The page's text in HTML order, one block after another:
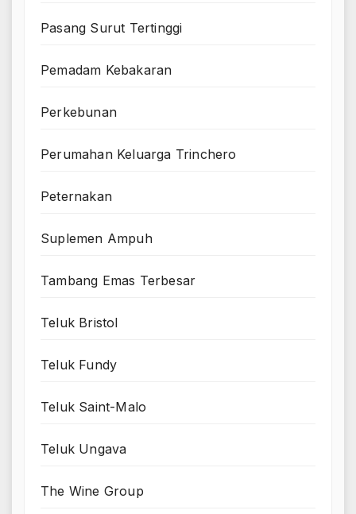
Pasang Surut Tertinggi
Pemadam Kebakaran
Perkebunan
Perumahan Keluarga Trinchero
Peternakan
Suplemen Ampuh
Tambang Emas Terbesar
Teluk Bristol
Teluk Fundy
Teluk Saint-Malo
Teluk Ungava
The Wine Group